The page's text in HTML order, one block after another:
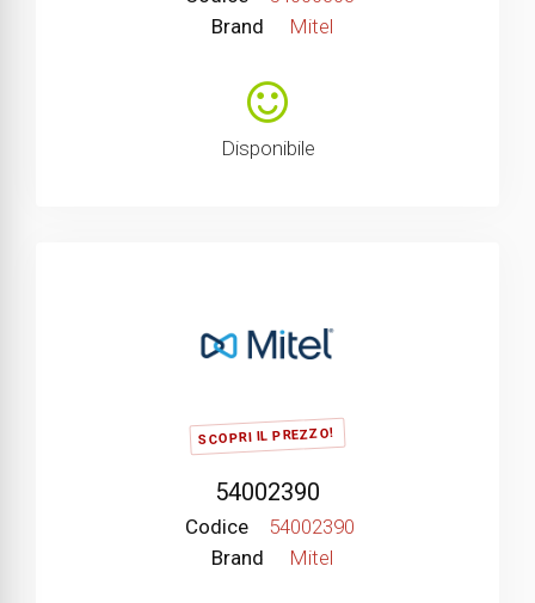
Brand
Mitel
Disponibile
SCOPRI IL PREZZO!
54002390
Codice
54002390
Brand
Mitel